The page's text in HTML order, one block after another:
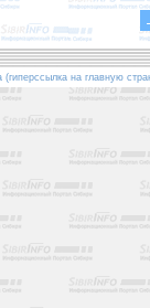
на главную